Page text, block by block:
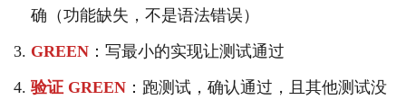
确（功能缺失，不是语法错误）
GREEN ：写最小的实现让测试通过
验证 GREEN ：跑测试，确认通过，且其他测试没